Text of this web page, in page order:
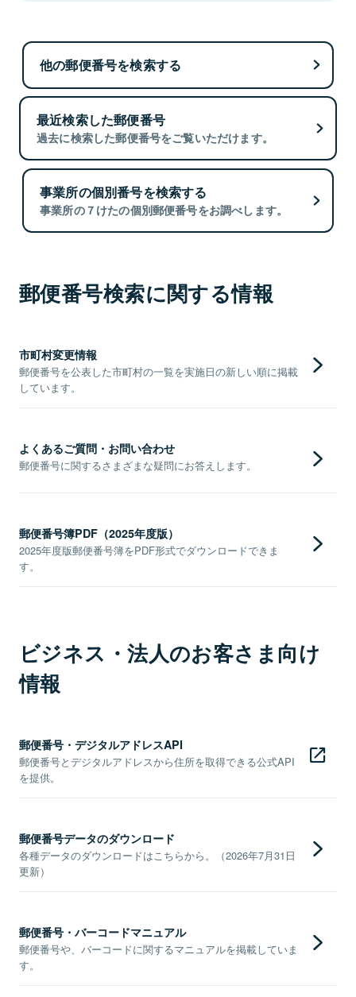
他の郵便番号を検索する
最近検索した郵便番号
過去に検索した郵便番号をご覧いただけます。
事業所の個別番号を検索する
事業所の７けたの個別郵便番号をお調べします。
郵便番号検索に関する情報
市町村変更情報
郵便番号を公表した市町村の一覧を実施日の新しい順に掲載
しています。
よくあるご質問・お問い合わせ
郵便番号に関するさまざまな疑問にお答えします。
郵便番号簿PDF（2025年度版）
2025年度版郵便番号簿をPDF形式でダウンロードできま
す。
ビジネス・法人のお客さま向け
情報
郵便番号・デジタルアドレスAPI
郵便番号とデジタルアドレスから住所を取得できる公式API
を提供。
郵便番号データのダウンロード
各種データのダウンロードはこちらから。（2026年7月31日
更新）
郵便番号・バーコードマニュアル
郵便番号や、バーコードに関するマニュアルを掲載していま
す。